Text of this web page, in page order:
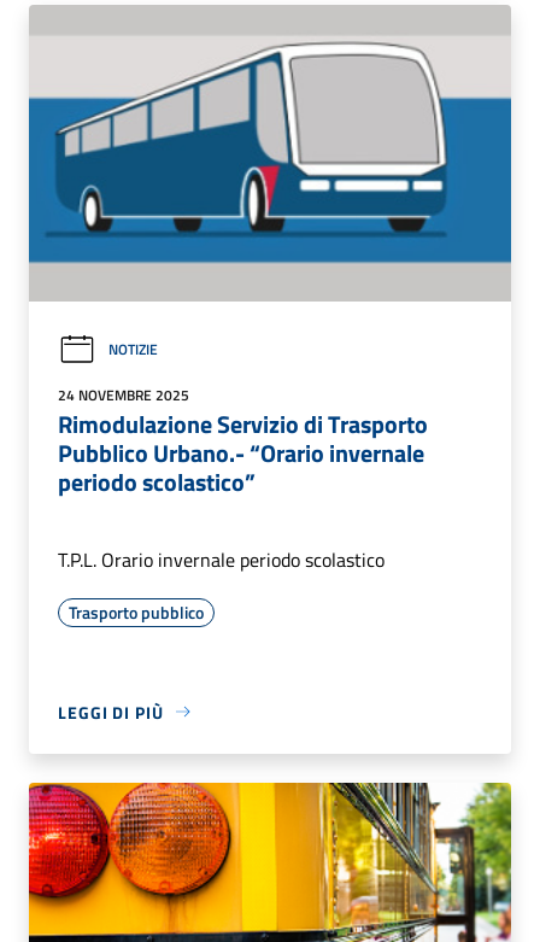
NOTIZIE
24 NOVEMBRE 2025
Rimodulazione Servizio di Trasporto
Pubblico Urbano.- “Orario invernale
periodo scolastico”
T.P.L. Orario invernale periodo scolastico
Trasporto pubblico
LEGGI DI PIÙ